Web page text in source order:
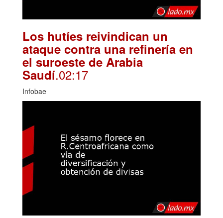
Los hutíes reivindican un
ataque contra una refinería en
el suroeste de Arabia
Saudí.02:17
Infobae